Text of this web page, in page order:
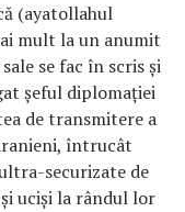
(ayatollahul
mult la un anumit
se fac în scris şi
şeful diplomaţiei
de transmitere a
întrucât
securizate de
ucişi la rândul lor